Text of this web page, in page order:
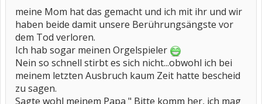
meine Mom hat das gemacht und ich mit ihr und wir
haben beide damit unsere Berührungsängste vor
dem Tod verloren.
Ich hab sogar meinen Orgelspieler
Nein so schnell stirbt es sich nicht...obwohl ich bei
meinem letzten Ausbruch kaum Zeit hatte bescheid
zu sagen.
Sagte wohl meinem Papa " Bitte komm her, ich mag